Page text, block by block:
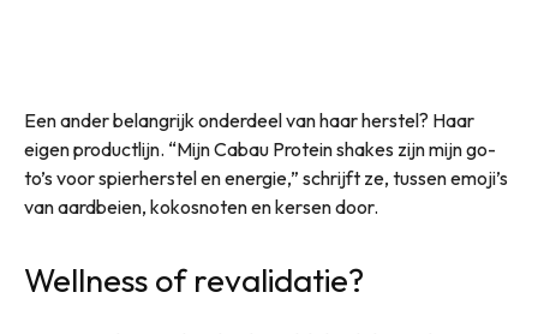
Een ander belangrijk onderdeel van haar herstel? Haar
eigen productlijn. “Mijn Cabau Protein shakes zijn mijn go-
to’s voor spierherstel en energie,” schrijft ze, tussen emoji’s
van aardbeien, kokosnoten en kersen door.
Wellness of revalidatie?